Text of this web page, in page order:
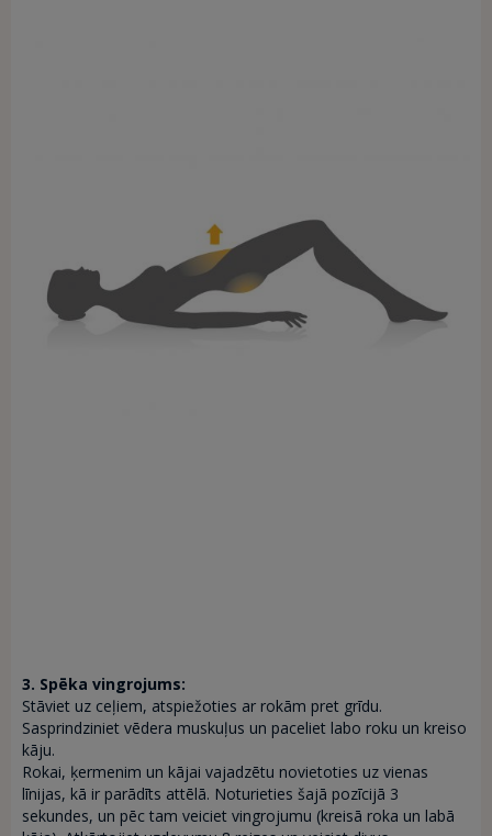
3. Spēka vingrojums:
Stāviet uz ceļiem, atspiežoties ar rokām pret grīdu.
Sasprindziniet vēdera muskuļus un paceliet labo roku un kreiso
kāju.
Rokai, ķermenim un kājai vajadzētu novietoties uz vienas
līnijas, kā ir parādīts attēlā. Noturieties šajā pozīcijā 3
sekundes, un pēc tam veiciet vingrojumu (kreisā roka un labā